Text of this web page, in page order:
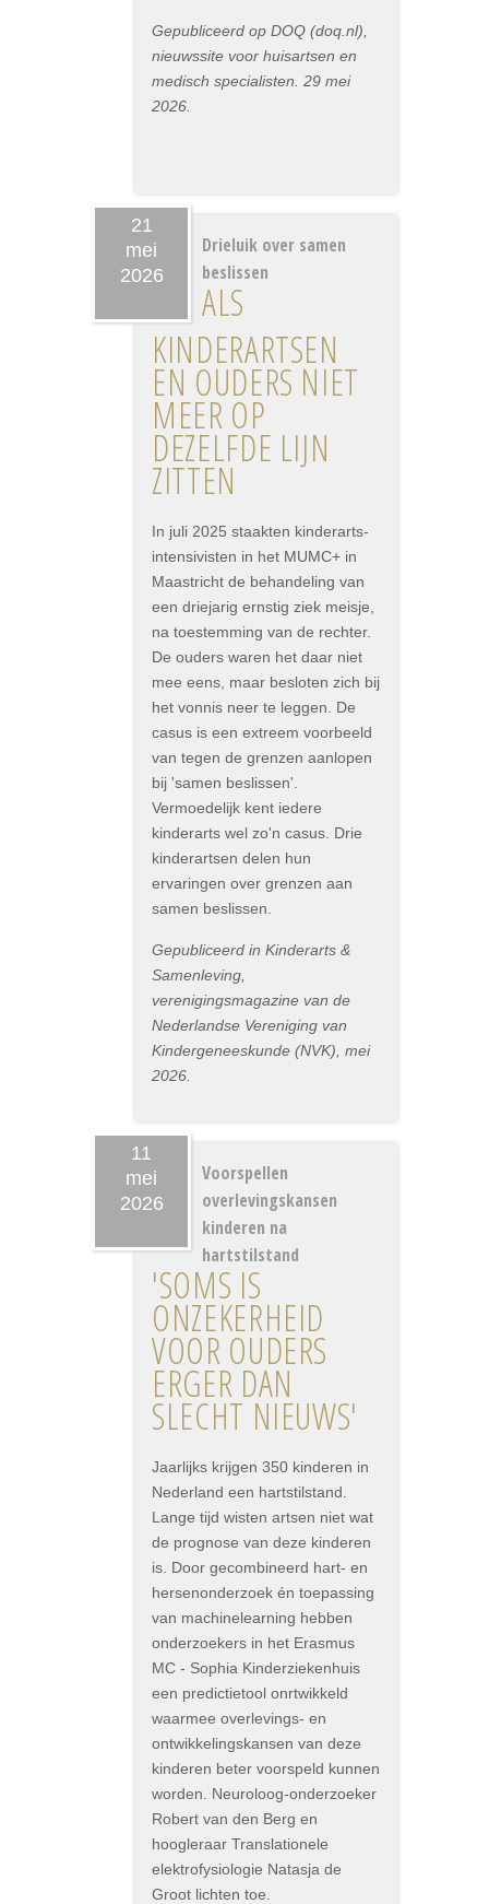
Gepubliceerd op DOQ (doq.nl),
nieuwssite voor huisartsen en
medisch specialisten. 29 mei
2026.
21
mei
2026
Drieluik over samen
beslissen
ALS
KINDERARTSEN
EN OUDERS NIET
MEER OP
DEZELFDE LIJN
ZITTEN
In juli 2025 staakten kinderarts-
intensivisten in het MUMC+ in
Maastricht de behandeling van
een driejarig ernstig ziek meisje,
na toestemming van de rechter.
De ouders waren het daar niet
mee eens, maar besloten zich bij
het vonnis neer te leggen. De
casus is een extreem voorbeeld
van tegen de grenzen aanlopen
bij 'samen beslissen'.
Vermoedelijk kent iedere
kinderarts wel zo'n casus. Drie
kinderartsen delen hun
ervaringen over grenzen aan
samen beslissen.
Gepubliceerd in Kinderarts &
Samenleving,
verenigingsmagazine van de
Nederlandse Vereniging van
Kindergeneeskunde (NVK), mei
2026.
11
mei
2026
Voorspellen
overlevingskansen
kinderen na
hartstilstand
'SOMS IS
ONZEKERHEID
VOOR OUDERS
ERGER DAN
SLECHT NIEUWS'
Jaarlijks krijgen 350 kinderen in
Nederland een hartstilstand.
Lange tijd wisten artsen niet wat
de prognose van deze kinderen
is. Door gecombineerd hart- en
hersenonderzoek én toepassing
van machinelearning hebben
onderzoekers in het Erasmus
MC - Sophia Kinderziekenhuis
een predictietool onrtwikkeld
waarmee overlevings- en
ontwikkelingskansen van deze
kinderen beter voorspeld kunnen
worden. Neuroloog-onderzoeker
Robert van den Berg en
hoogleraar Translationele
elektrofysiologie Natasja de
Groot lichten toe.